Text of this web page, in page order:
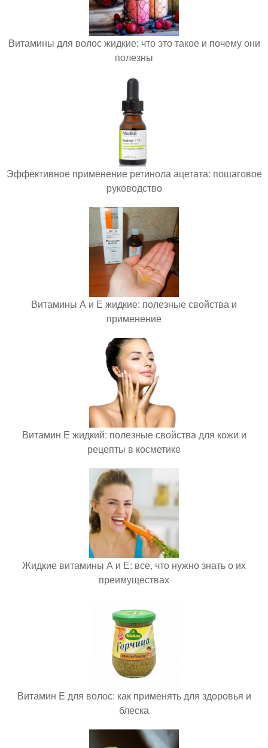
Витамины для волос жидкие: что это такое и почему они
полезны
Эффективное применение ретинола ацетата: пошаговое
руководство
Витамины А и Е жидкие: полезные свойства и
применение
Витамин Е жидкий: полезные свойства для кожи и
рецепты в косметике
Жидкие витамины А и Е: все, что нужно знать о их
преимуществах
Витамин E для волос: как применять для здоровья и
блеска